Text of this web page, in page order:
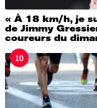
« À 18 km/h, je
de Jimmy
coureurs du
10